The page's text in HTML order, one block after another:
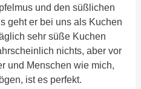
und den süßlichen
geht er bei uns als Kuchen
sehr süße Kuchen
nichts, aber vor
und Menschen wie mich,
ist es perfekt.